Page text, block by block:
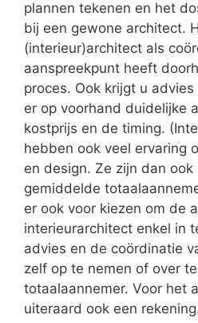
plannen tekenen en het
bij een gewone architect.
(interieur)architect als
aanspreekpunt heeft
proces. Ook krijgt u
er op voorhand duidelijke
kostprijs en de timing.
hebben ook veel ervaring
en design. Ze zijn dan
gemiddelde
er ook voor kiezen om de
interieurarchitect enkel in
advies en de coördinatie
zelf op te nemen of over
totaalaannemer. Voor het
uiteraard ook een